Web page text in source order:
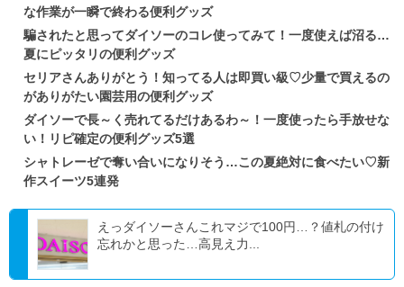
な作業が一瞬で終わる便利グッズ
騙されたと思ってダイソーのコレ使ってみて！一度使えば沼る…
夏にピッタリの便利グッズ
セリアさんありがとう！知ってる人は即買い級♡少量で買えるの
がありがたい園芸用の便利グッズ
ダイソーで長～く売れてるだけあるわ～！一度使ったら手放せな
い！リピ確定の便利グッズ5選
シャトレーゼで奪い合いになりそう…この夏絶対に食べたい♡新
作スイーツ5連発
えっダイソーさんこれマジで100円…？値札の付け
忘れかと思った…高見え力...